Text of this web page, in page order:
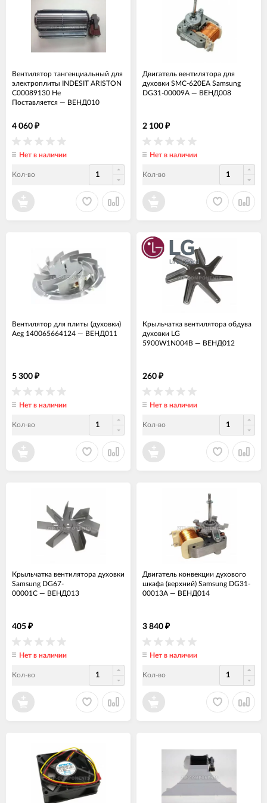
Вентилятор тангенциальный для
электроплиты INDESIT ARISTON
C00089130 Не
Поставляется — ВЕНД010
4 060 ₽
Нет в наличии
Кол-во
Двигатель вентилятора для
духовки SMC-620EA Samsung
DG31-00009A — ВЕНД008
2 100 ₽
Нет в наличии
Кол-во
Вентилятор для плиты (духовки)
Aeg 140065664124 — ВЕНД011
5 300 ₽
Нет в наличии
Кол-во
Крыльчатка вентилятора обдува
духовки LG
5900W1N004B — ВЕНД012
260 ₽
Нет в наличии
Кол-во
Крыльчатка вентилятора духовки
Samsung DG67-
00001C — ВЕНД013
405 ₽
Нет в наличии
Кол-во
Двигатель конвекции духового
шкафа (верхний) Samsung DG31-
00013A — ВЕНД014
3 840 ₽
Нет в наличии
Кол-во